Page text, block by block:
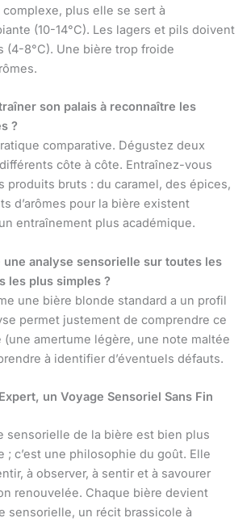
plus elle se sert à
(10-14°C). Les lagers et pils doivent
(4-8°C). Une bière trop froide
son palais à reconnaître les
?
comparative. Dégustez deux
côte à côte. Entraînez-vous
produits bruts : du caramel, des épices,
d’arômes pour la bière existent
entraînement plus académique.
une analyse sensorielle sur toutes les
les plus simples ?
une bière blonde standard a un profil
permet justement de comprendre ce
(une amertume légère, une note maltée
à identifier d’éventuels défauts.
un Voyage Sensoriel Sans Fin
sensorielle de la bière est bien plus
; c’est une philosophie du goût. Elle
à observer, à sentir et à savourer
renouvelée. Chaque bière devient
sensorielle, un récit brassicole à